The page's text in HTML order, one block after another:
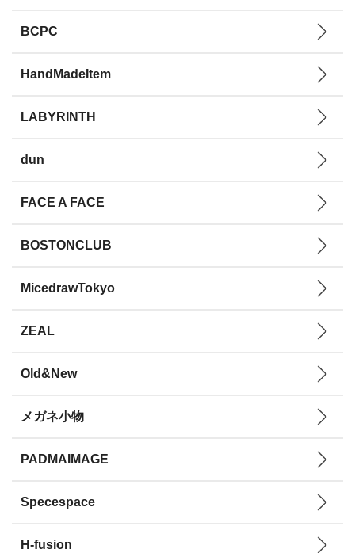
BCPC
HandMadeItem
LABYRINTH
dun
FACE A FACE
BOSTONCLUB
MicedrawTokyo
ZEAL
Old&New
メガネ小物
PADMAIMAGE
Specespace
H-fusion